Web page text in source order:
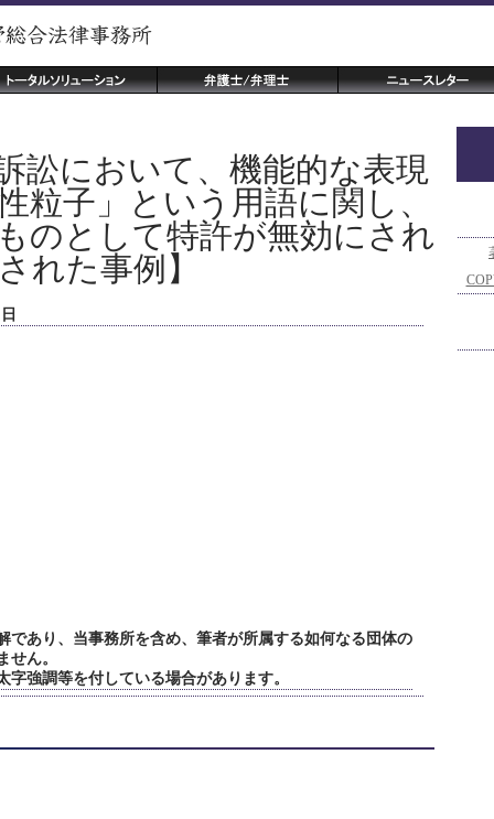
訟において、機能的な表現
粒子」という用語に関し、
のとして特許が無効にされ
れた事例】
であり、当事務所を含め、筆者が所属する如何なる団体の
せん。
強調等を付している場合があります。